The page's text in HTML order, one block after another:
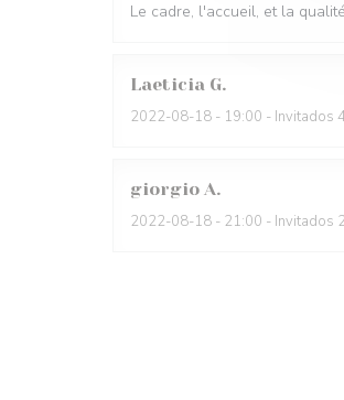
Le cadre, l'accueil, et la
Laeticia G
2022-08-18 - 19:00 - Invitados 4
giorgio A
2022-08-18 - 21:00 - Invitados 2